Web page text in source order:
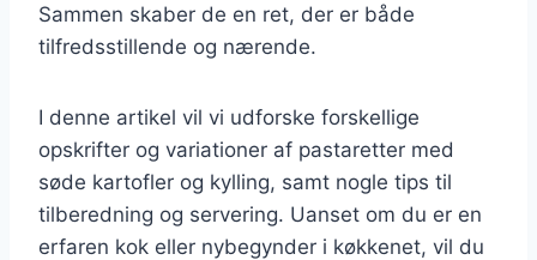
Sammen skaber de en ret, der er både
tilfredsstillende og nærende.
I denne artikel vil vi udforske forskellige
opskrifter og variationer af pastaretter med
søde kartofler og kylling, samt nogle tips til
tilberedning og servering. Uanset om du er en
erfaren kok eller nybegynder i køkkenet, vil du